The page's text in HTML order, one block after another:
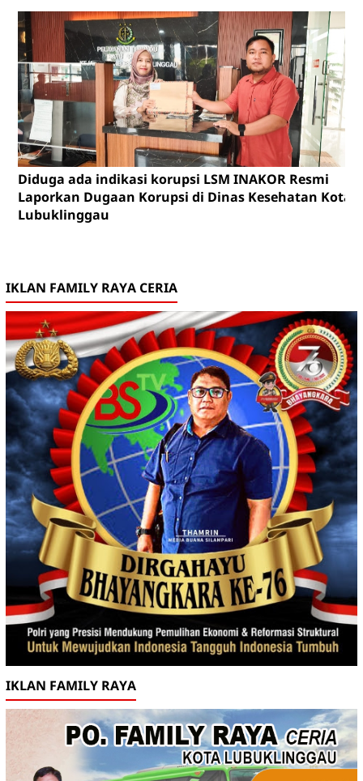
Diduga ada indikasi korupsi LSM INAKOR Resmi
Laporkan Dugaan Korupsi di Dinas Kesehatan Kota
Lubuklinggau
IKLAN FAMILY RAYA CERIA
IKLAN FAMILY RAYA